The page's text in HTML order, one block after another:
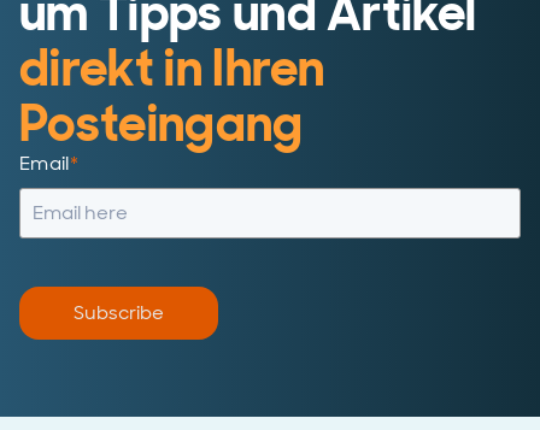
direkt in Ihren
Posteingang
Email*
Subscribe